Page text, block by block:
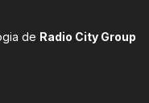
de Radio City Group